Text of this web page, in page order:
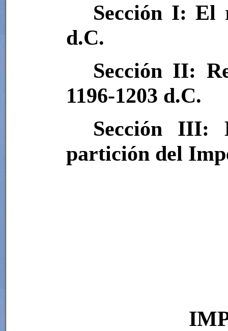
Sección I: El
d.C.
Sección II:
1196-1203 d.C.
Sección III:
partición del